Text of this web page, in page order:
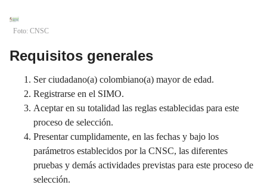
Foto: CNSC
Requisitos generales
Ser ciudadano(a) colombiano(a) mayor de edad.
Registrarse en el SIMO.
Aceptar en su totalidad las reglas establecidas para este
proceso de selección.
Presentar cumplidamente, en las fechas y bajo los
parámetros establecidos por la CNSC, las diferentes
pruebas y demás actividades previstas para este proceso de
selección.